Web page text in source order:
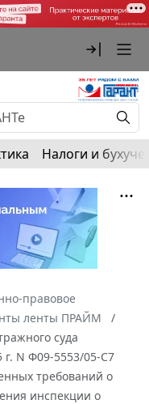
Налоги и
правовое
ленты ПРАЙМ
суда
г. N Ф09-5553/05-С7
требований о
инспекции о